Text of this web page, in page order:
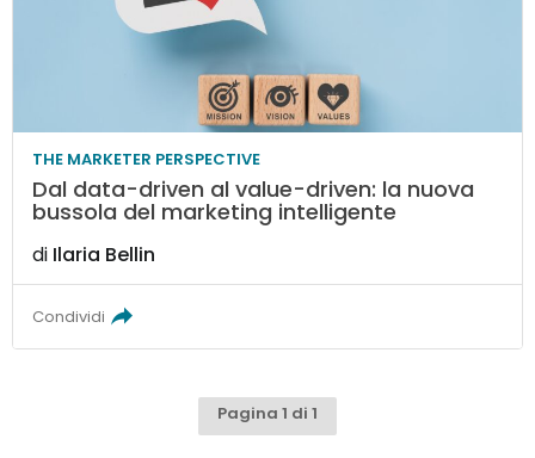
THE MARKETER PERSPECTIVE
Dal data-driven al value-driven: la nuova
bussola del marketing intelligente
di Ilaria Bellin
Condividi
Pagina 1 di 1